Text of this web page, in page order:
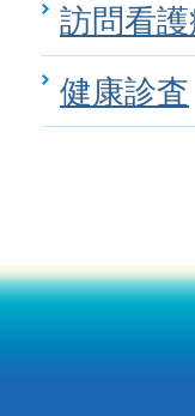
訪問看
健康診査